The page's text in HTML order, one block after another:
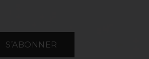
S’ABONNER